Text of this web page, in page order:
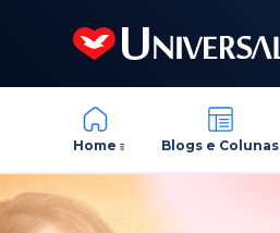
Home Blogs e Colunas